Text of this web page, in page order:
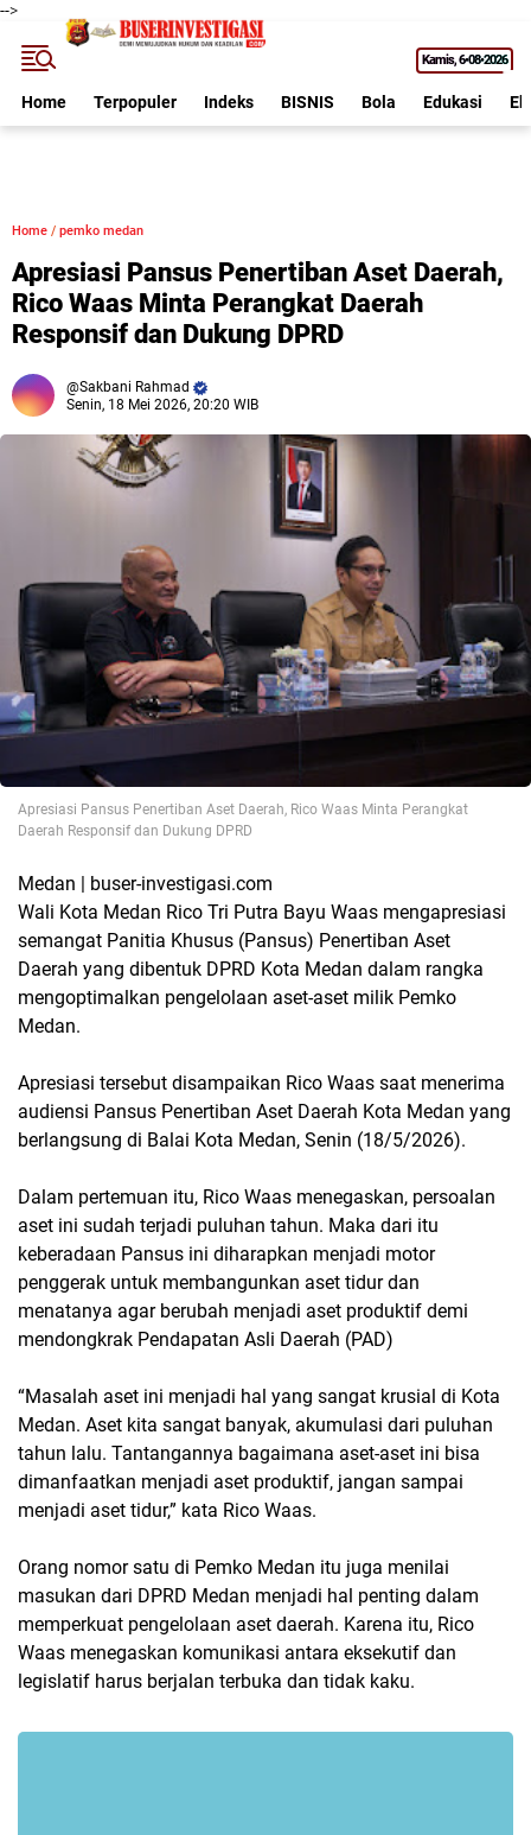
-->
Kamis 6•08•2026
Home Terpopuler Indeks BISNIS Bola Edukasi
Home / pemko medan
Apresiasi Pansus Penertiban Aset Daerah,
Rico Waas Minta Perangkat Daerah
Responsif dan Dukung DPRD
Sakbani Rahmad
Senin, 18 Mei 2026, 20:20 WIB
Apresiasi Pansus Penertiban Aset Daerah, Rico Waas Minta Perangkat
Daerah Responsif dan Dukung DPRD
Medan | buser-investigasi.com
Wali Kota Medan Rico Tri Putra Bayu Waas mengapresiasi
semangat Panitia Khusus (Pansus) Penertiban Aset
Daerah yang dibentuk DPRD Kota Medan dalam rangka
mengoptimalkan pengelolaan aset-aset milik Pemko
Medan.
Apresiasi tersebut disampaikan Rico Waas saat menerima
audiensi Pansus Penertiban Aset Daerah Kota Medan yang
berlangsung di Balai Kota Medan, Senin (18/5/2026).
Dalam pertemuan itu, Rico Waas menegaskan, persoalan
aset ini sudah terjadi puluhan tahun. Maka dari itu
keberadaan Pansus ini diharapkan menjadi motor
penggerak untuk membangunkan aset tidur dan
menatanya agar berubah menjadi aset produktif demi
mendongkrak Pendapatan Asli Daerah (PAD)
“Masalah aset ini menjadi hal yang sangat krusial di Kota
Medan. Aset kita sangat banyak, akumulasi dari puluhan
tahun lalu. Tantangannya bagaimana aset-aset ini bisa
dimanfaatkan menjadi aset produktif, jangan sampai
menjadi aset tidur,” kata Rico Waas.
Orang nomor satu di Pemko Medan itu juga menilai
masukan dari DPRD Medan menjadi hal penting dalam
memperkuat pengelolaan aset daerah. Karena itu, Rico
Waas menegaskan komunikasi antara eksekutif dan
legislatif harus berjalan terbuka dan tidak kaku.